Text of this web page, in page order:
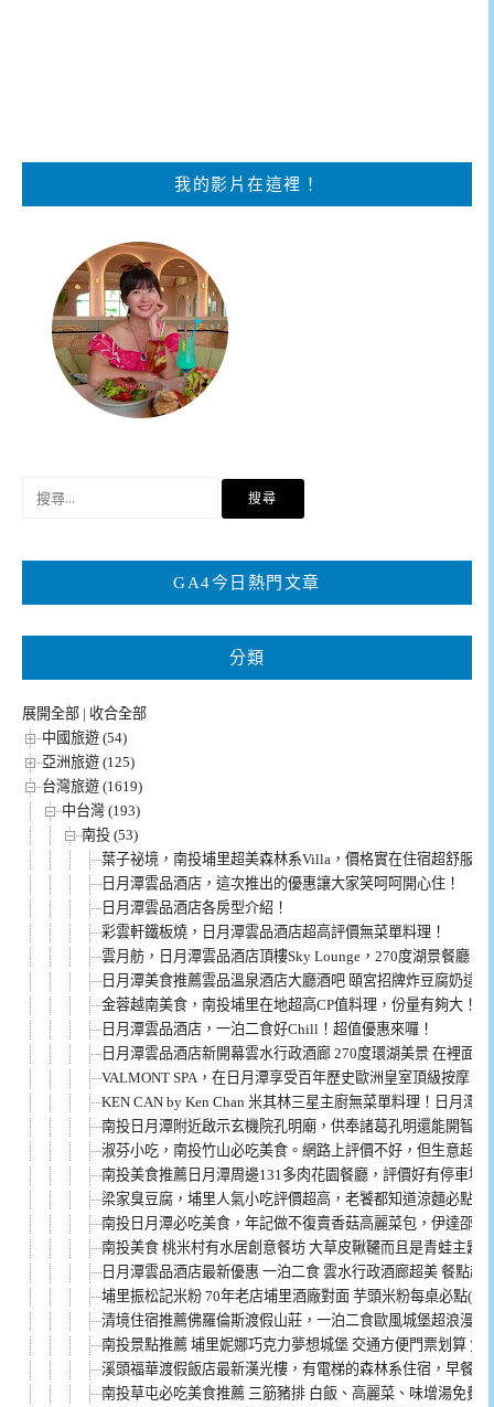
我的影片在這裡！
鍵
GA4今日熱門文章
分類
展開全部 | 收合全部
中國旅遊 (54)
亞洲旅遊 (125)
台灣旅遊 (1619)
中台灣 (193)
南投 (53)
葉子祕境，南投埔里超美森林系Villa，價格實在住宿超舒服
日月潭雲品酒店，這次推出的優惠讓大家笑呵呵開心住！
日月潭雲品酒店各房型介紹！
彩雲軒鐵板燒，日月潭雲品酒店超高評價無菜單料理！
雲月舫，日月潭雲品酒店頂樓Sky Lounge，270度湖景餐廳！
日月潭美食推薦雲品溫泉酒店大廳酒吧 頤宮招牌炸豆腐奶這
金蓉越南美食，南投埔里在地超高CP值料理，份量有夠大！
日月潭雲品酒店，一泊二食好Chill！超值優惠來囉！
日月潭雲品酒店新開幕雲水行政酒廊 270度環湖美景 在裡面用
VALMONT SPA，在日月潭享受百年歷史歐洲皇室頂級按摩！
KEN CAN by Ken Chan 米其林三星主廚無菜單料理！日月潭
南投日月潭附近啟示玄機院孔明廟，供奉諸葛孔明還能開智慧
淑芬小吃，南投竹山必吃美食。網路上評價不好，但生意超好
南投美食推薦日月潭周邊131多肉花園餐廳，評價好有停車場(
梁家臭豆腐，埔里人氣小吃評價超高，老饕都知道涼麵必點
南投日月潭必吃美食，年記做不復賣香菇高麗菜包，伊達邵碼
南投美食 桃米村有水居創意餐坊 大草皮鞦韆而且是青蛙主題
日月潭雲品酒店最新優惠 一泊二食 雲水行政酒廊超美 餐點超
埔里振松記米粉 70年老店埔里酒廠對面 芋頭米粉每桌必點(菜
清境住宿推薦佛羅倫斯渡假山莊，一泊二食歐風城堡超浪漫好
南投景點推薦 埔里妮娜巧克力夢想城堡 交通方便門票划算 免
溪頭福華渡假飯店最新漢光樓，有電梯的森林系住宿，早餐餐
南投草屯必吃美食推薦 三筋豬排 白飯、高麗菜、味增湯免費